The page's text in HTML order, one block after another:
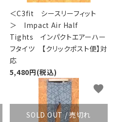
＜C3fit シースリーフィット
＞ Impact Air Half
Tights インパクトエアーハー
フタイツ 【クリックポスト便】対
応
5,480円(税込)
SOLD OUT / 売切れ
favorite